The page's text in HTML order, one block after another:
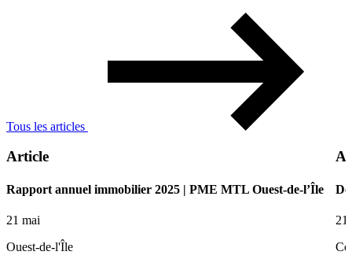
Tous les articles
Article
Rapport annuel immobilier 2025 | PME MTL Ouest-de-l’Île
21 mai
Ouest-de-l'Île
21